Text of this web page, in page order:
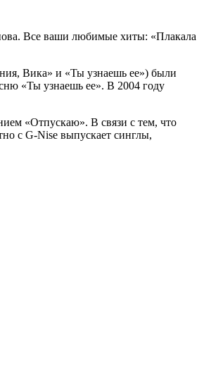
Все ваши любимые хиты: «Плакала
Вика» и «Ты узнаешь ее») были
«Ты узнаешь ее». В 2004 году
«Отпускаю». В связи с тем, что
с G-Nise выпускает синглы,